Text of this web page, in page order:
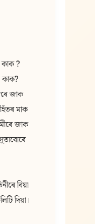
কাক ?
কাক?
জাক
মাক
জাক
বিয়া
দিয়া।